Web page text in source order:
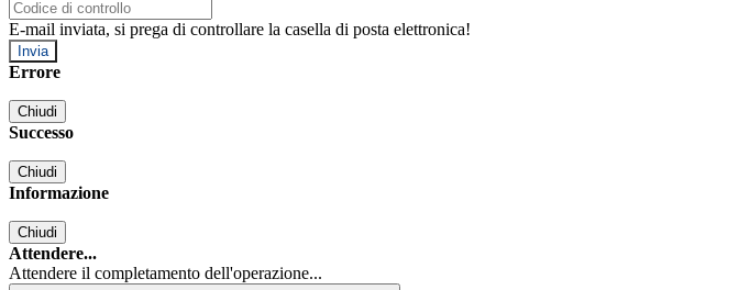
E-mail inviata, si prega di controllare la casella di posta elettronica!
Errore
Chiudi
Successo
Chiudi
Informazione
Chiudi
Attendere...
Attendere il completamento dell'operazione...